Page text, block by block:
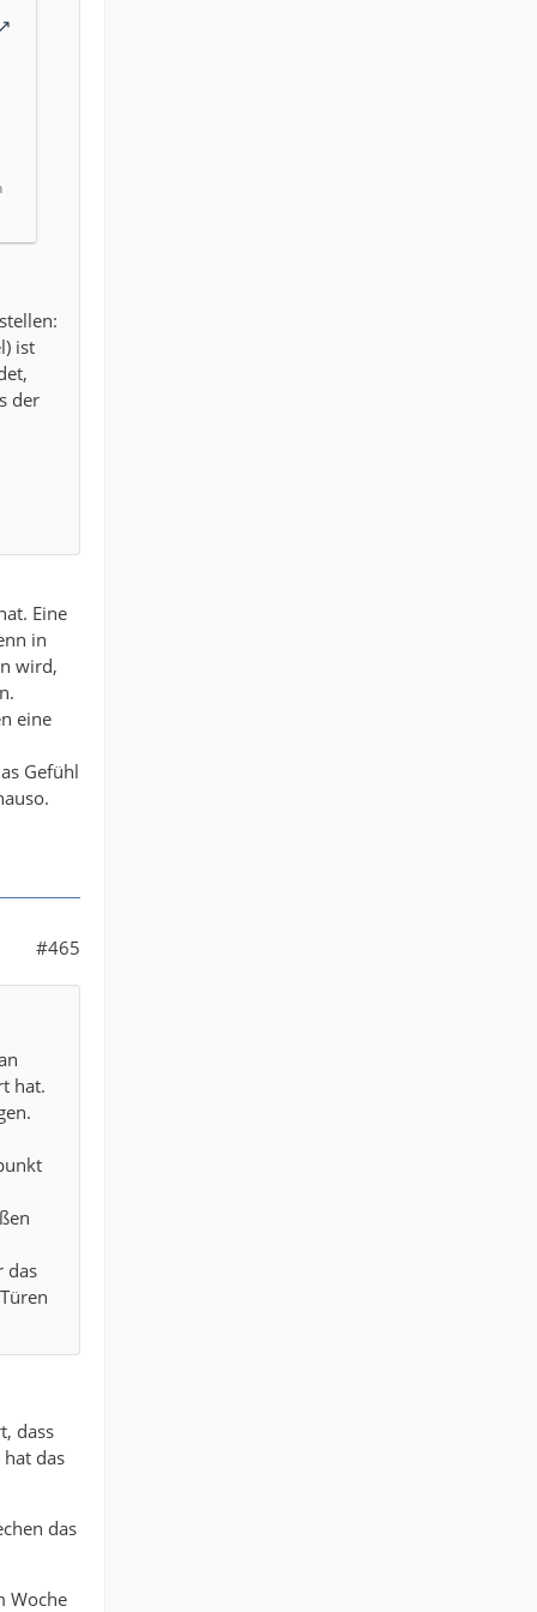
ist
der
Eine
in
wird,
eine
Gefühl
#465
hat.
das
dass
das
das
Woche